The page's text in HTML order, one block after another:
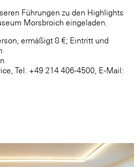
Führungen zu den Highlights
Morsbroich eingeladen.
ermäßigt 8 €; Eintritt und
Tel. +49 214 406-4500, E-Mail: